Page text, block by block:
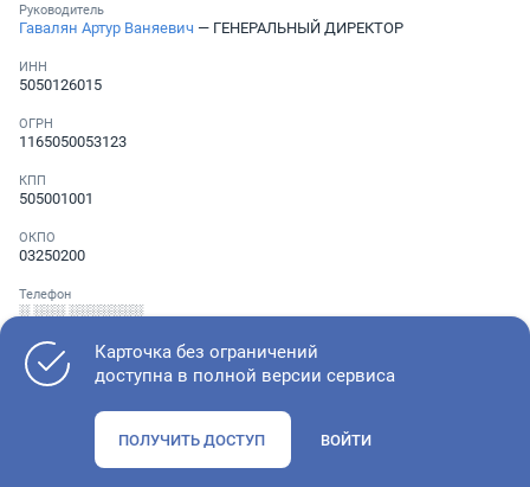
Руководитель
Гавалян Артур Ваняевич — ГЕНЕРАЛЬНЫЙ ДИРЕКТОР
ИНН
5050126015
ОГРН
1165050053123
КПП
505001001
ОКПО
03250200
Телефон
░ ░░░ ░░░░░░░
Проверьте учредительные документы, адрес регистрации и
Карточка без ограничений
доступна в полной версии сервиса
ПОЛУЧИТЬ ДОСТУП ВОЙТИ